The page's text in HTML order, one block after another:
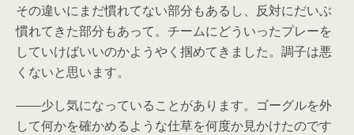
その違いにまだ慣れてない部分もあるし、反対にだいぶ
慣れてきた部分もあって。チームにどういったプレーを
していけばいいのかようやく掴めてきました。調子は悪
くないと思います。
――少し気になっていることがあります。ゴーグルを外
して何かを確かめるような仕草を何度か見かけたのです